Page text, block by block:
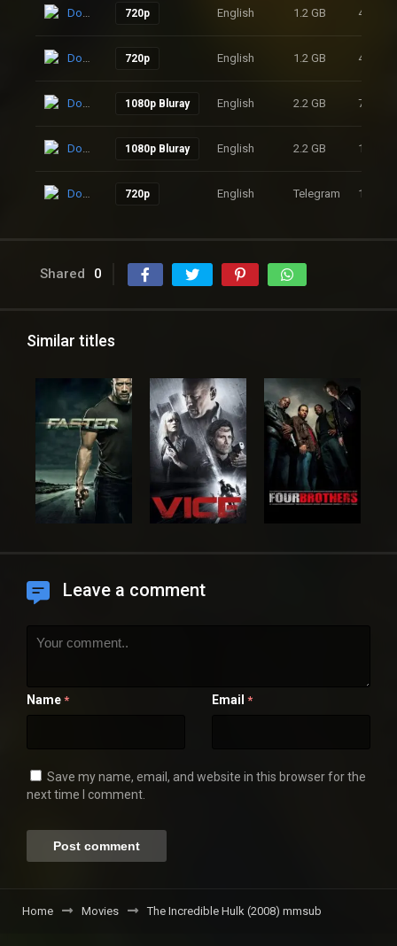
Download 720p English 1.2 GB 42
Download 720p English 1.2 GB 47
Download 1080p Bluray English 2.2 GB 77
Download 1080p Bluray English 2.2 GB 102
Download 720p English Telegram 101
Shared 0
Similar titles
Leave a comment
Name * Email *
Save my name, email, and website in this browser for the
next time I comment.
Home Movies The Incredible Hulk (2008) mmsub